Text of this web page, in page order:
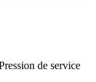
de service